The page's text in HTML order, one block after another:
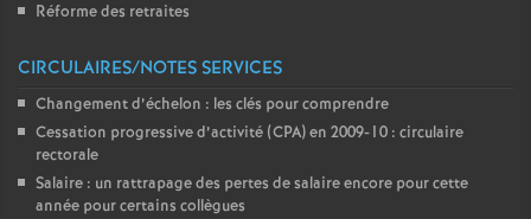
Réforme des retraites
CIRCULAIRES/NOTES SERVICES
Changement d’échelon : les clés pour comprendre
Cessation progressive d’activité (CPA) en 2009-10 : circulaire
rectorale
Salaire : un rattrapage des pertes de salaire encore pour cette
année pour certains collègues